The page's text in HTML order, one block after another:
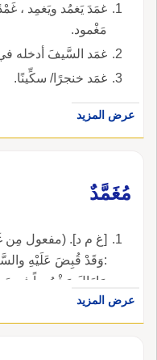
غمَدَ يَغمُد ويَغمِد ،
مَغْمود.
غمَد السَّيفَ أدخله
غمَد خنجرًا/ سكِّينًا.
عرض المزيد
مُغَمَّدٌ
[غ م د]. (مفعول
:وَقَدْ قُبِضَ عَلَيْهِ
مَازَالَ مَشْهُوراً فِي
عرض المزيد